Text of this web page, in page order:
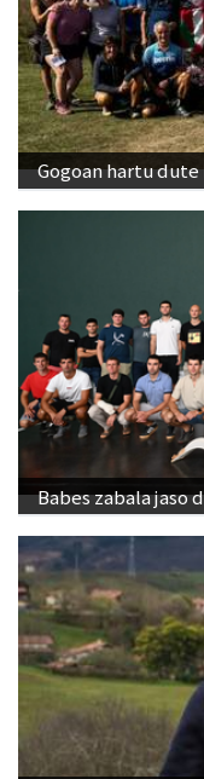
Gogoan hartu
Babes zabala jaso